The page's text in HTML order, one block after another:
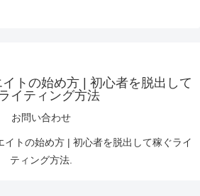
トの始め方 | 初心者を脱出して
イティング方法
お問い合わせ
トの始め方 | 初心者を脱出して稼ぐライ
ティング方法.